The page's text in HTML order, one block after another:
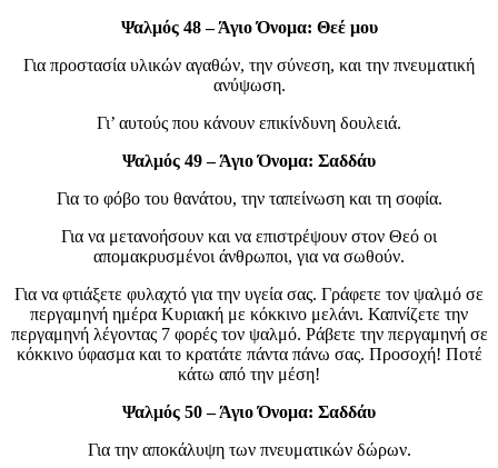
Ψαλμός 48 – Άγιο Όνομα: Θεέ μου
Για προστασία υλικών αγαθών, την σύνεση, και την πνευματική
ανύψωση.
Γι’ αυτούς που κάνουν επικίνδυνη δουλειά.
Ψαλμός 49 – Άγιο Όνομα: Σαδδάυ
Για το φόβο του θανάτου, την ταπείνωση και τη σοφία.
Για να μετανοήσουν και να επιστρέψουν στον Θεό οι
απομακρυσμένοι άνθρωποι, για να σωθούν.
Για να φτιάξετε φυλαχτό για την υγεία σας. Γράφετε τον ψαλμό σε
περγαμηνή ημέρα Κυριακή με κόκκινο μελάνι. Καπνίζετε την
περγαμηνή λέγοντας 7 φορές τον ψαλμό. Ράβετε την περγαμηνή σε
κόκκινο ύφασμα και το κρατάτε πάντα πάνω σας. Προσοχή! Ποτέ
κάτω από την μέση!
Ψαλμός 50 – Άγιο Όνομα: Σαδδάυ
Για την αποκάλυψη των πνευματικών δώρων.